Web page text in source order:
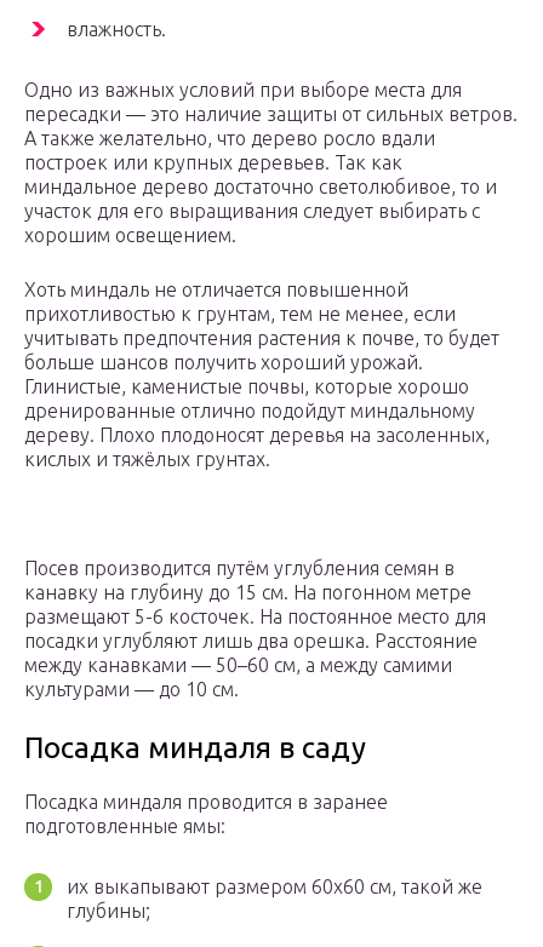
влажность.
Одно из важных условий при выборе места для
пересадки — это наличие защиты от сильных ветров.
А также желательно, что дерево росло вдали
построек или крупных деревьев. Так как
миндальное дерево достаточно светолюбивое, то и
участок для его выращивания следует выбирать с
хорошим освещением.
Хоть миндаль не отличается повышенной
прихотливостью к грунтам, тем не менее, если
учитывать предпочтения растения к почве, то будет
больше шансов получить хороший урожай.
Глинистые, каменистые почвы, которые хорошо
дренированные отлично подойдут миндальному
дереву. Плохо плодоносят деревья на засоленных,
кислых и тяжёлых грунтах.
Посев производится путём углубления семян в
канавку на глубину до 15 см. На погонном метре
размещают 5-6 косточек. На постоянное место для
посадки углубляют лишь два орешка. Расстояние
между канавками — 50–60 см, а между самими
культурами — до 10 см.
Посадка миндаля в саду
Посадка миндаля проводится в заранее
подготовленные ямы:
их выкапывают размером 60х60 см, такой же
глубины;